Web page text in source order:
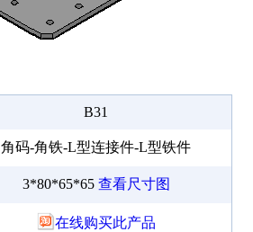
B31
角码-角铁-L型连接件-L型铁件
3*80*65*65 查看尺寸图
在线购买此产品